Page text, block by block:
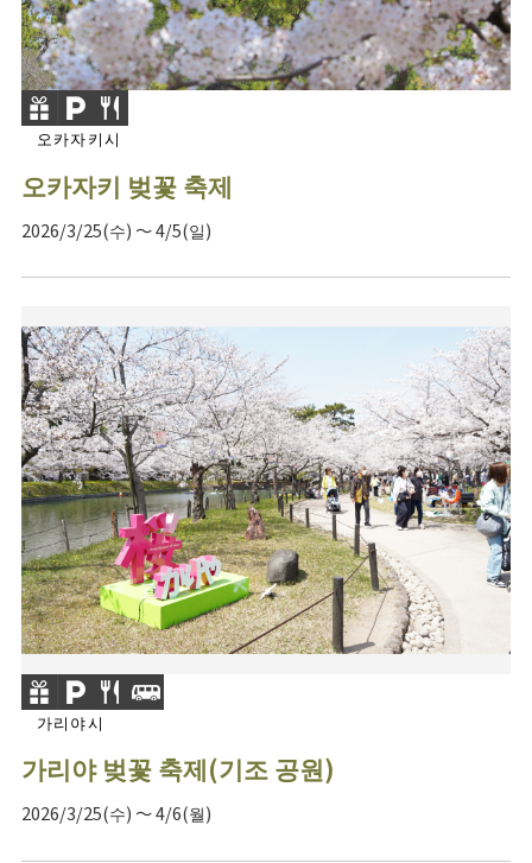
오카자키시
오카자키 벚꽃 축제
2026/3/25(수) ～ 4/5(일)
가리야시
가리야 벚꽃 축제(기조 공원)
2026/3/25(수) ～ 4/6(월)